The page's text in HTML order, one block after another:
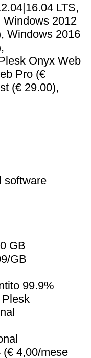
LTS,
2012
Windows 2016
Onyx Web
Pro (€
(€ 29.00),
software
GB
GB
99.9%
(€ 4,00/mese